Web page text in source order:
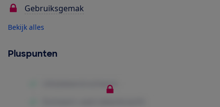
Gebruiksgemak
Bekijk alles
Pluspunten